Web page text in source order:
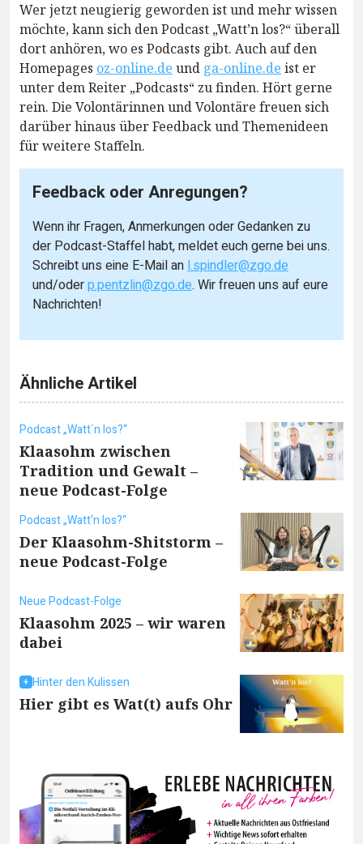
Wer jetzt neugierig geworden ist und mehr wissen
möchte, kann sich den Podcast „Watt’n los?“ überall
dort anhören, wo es Podcasts gibt. Auch auf den
Homepages oz-online.de und ga-online.de ist er
unter dem Reiter „Podcasts“ zu finden. Hört gerne
rein. Die Volontärinnen und Volontäre freuen sich
darüber hinaus über Feedback und Themenideen
für weitere Staffeln.
Feedback oder Anregungen?
Wenn ihr Fragen, Anmerkungen oder Gedanken zu
der Podcast-Staffel habt, meldet euch gerne bei uns.
Schreibt uns eine E-Mail anl.spindler@zgo.de
und/oderp.pentzlin@zgo.de. Wir freuen uns auf eure
Nachrichten!
Ähnliche Artikel
Podcast „Watt´n los?“
Klaasohm zwischen
Tradition und Gewalt –
neue Podcast-Folge
Podcast „Watt‘n los?“
Der Klaasohm-Shitstorm –
neue Podcast-Folge
Neue Podcast-Folge
Klaasohm 2025 – wir waren
dabei
Hinter den Kulissen
Hier gibt es Wat(t) aufs Ohr